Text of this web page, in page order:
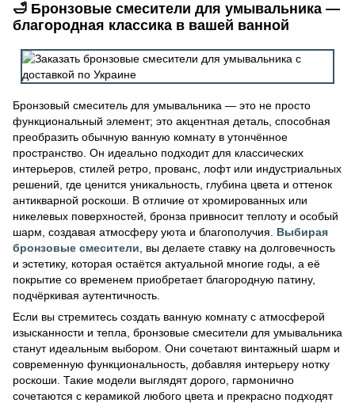
🛁 Бронзовые смесители для умывальника —
благородная классика в вашей ванной
Бронзовый смеситель для умывальника — это не просто
функциональный элемент; это акцентная деталь, способная
преобразить обычную ванную комнату в утончённое
пространство. Он идеально подходит для классических
интерьеров, стилей ретро, прованс, лофт или индустриальных
решений, где ценится уникальность, глубина цвета и оттенок
антикварной роскоши. В отличие от хромированных или
никелевых поверхностей, бронза привносит теплоту и особый
шарм, создавая атмосферу уюта и благополучия. Выбирая
бронзовые смесители , вы делаете ставку на долговечность
и эстетику, которая остаётся актуальной многие годы, а её
покрытие со временем приобретает благородную патину,
подчёркивая аутентичность.
Если вы стремитесь создать ванную комнату с атмосферой
изысканности и тепла, бронзовые смесители для умывальника
станут идеальным выбором. Они сочетают винтажный шарм и
современную функциональность, добавляя интерьеру нотку
роскоши. Такие модели выглядят дорого, гармонично
сочетаются с керамикой любого цвета и прекрасно подходят